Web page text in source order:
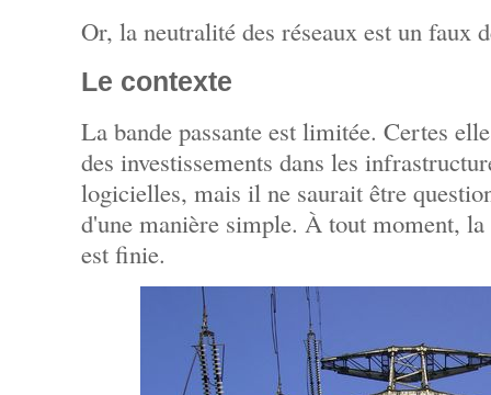
Or, la neutralité des réseaux est un faux
Le contexte
La bande passante est limitée. Certes
des investissements dans les
logicielles, mais il ne saurait être
d'une manière simple. À tout moment, la
est finie.